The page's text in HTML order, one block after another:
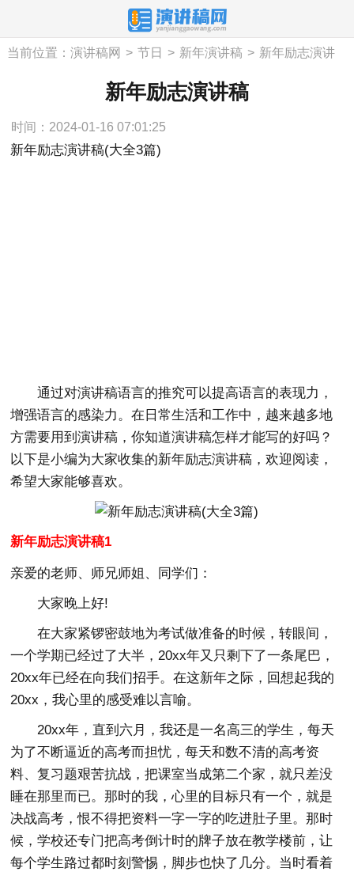
当前位置： 演讲稿网 > 节日 > 新年演讲稿 > 新年励志演讲
新年励志演讲稿
时间：2024-01-16 07:01:25
新年励志演讲稿(大全3篇)
通过对演讲稿语言的推究可以提高语言的表现力，
增强语言的感染力。在日常生活和工作中，越来越多地
方需要用到演讲稿，你知道演讲稿怎样才能写的好吗？
以下是小编为大家收集的新年励志演讲稿，欢迎阅读，
希望大家能够喜欢。
新年励志演讲稿1
亲爱的老师、师兄师姐、同学们：
大家晚上好!
在大家紧锣密鼓地为考试做准备的时候，转眼间，
一个学期已经过了大半，20xx年又只剩下了一条尾巴，
20xx年已经在向我们招手。在这新年之际，回想起我的
20xx，我心里的感受难以言喻。
20xx年，直到六月，我还是一名高三的学生，每天
为了不断逼近的高考而担忧，每天和数不清的高考资
料、复习题艰苦抗战，把课室当成第二个家，就只差没
睡在那里而已。那时的我，心里的目标只有一个，就是
决战高考，恨不得把资料一字一字的吃进肚子里。那时
候，学校还专门把高考倒计时的牌子放在教学楼前，让
每个学生路过都时刻警惕，脚步也快了几分。当时看着